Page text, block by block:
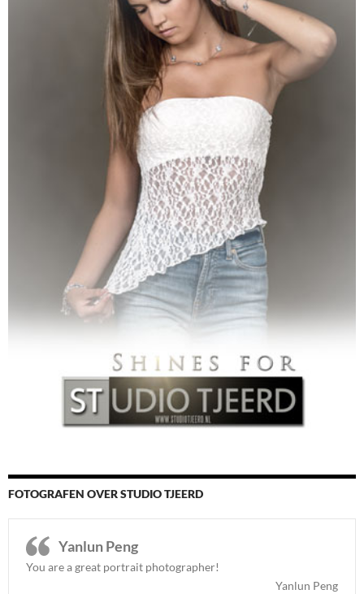
FOTOGRAFEN OVER STUDIO TJEERD
Yanlun Peng
You are a great portrait photographer!
Yanlun Peng